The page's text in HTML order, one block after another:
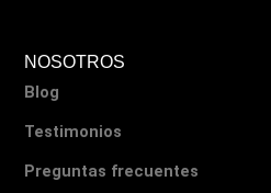
NOSOTROS
Blog
Testimonios
Preguntas frecuentes